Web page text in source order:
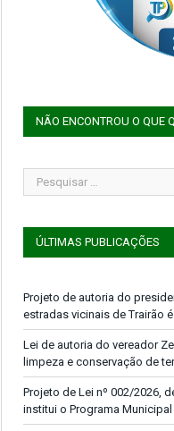
NÃO ENCONTROU O QUE
ÚLTIMAS PUBLICAÇÕES
Projeto de autoria do
estradas vicinais de Trairão
Lei de autoria do vereador
limpeza e conservação de
Projeto de Lei nº 002/2026,
institui o Programa